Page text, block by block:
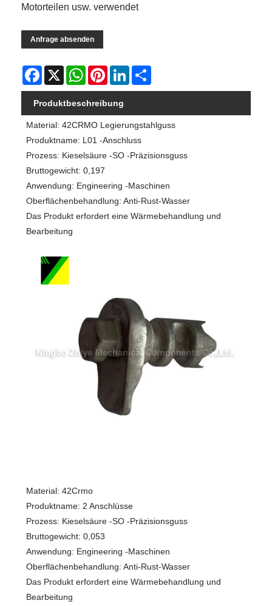
Motorteilen usw. verwendet
Anfrage absenden
Facebook
X WhatsAppPinterestLinkedIn
Produktbeschreibung
Material: 42CRMO Legierungstahlguss
Produktname: L01 -Anschluss
Prozess: Kieselsäure -SO -Präzisionsguss
Bruttogewicht: 0,197
Anwendung: Engineering -Maschinen
Oberflächenbehandlung: Anti-Rust-Wasser
Das Produkt erfordert eine Wärmebehandlung und
Bearbeitung
Material: 42Crmo
Produktname: 2 Anschlüsse
Prozess: Kieselsäure -SO -Präzisionsguss
Bruttogewicht: 0,053
Anwendung: Engineering -Maschinen
Oberflächenbehandlung: Anti-Rust-Wasser
Das Produkt erfordert eine Wärmebehandlung und
Bearbeitung